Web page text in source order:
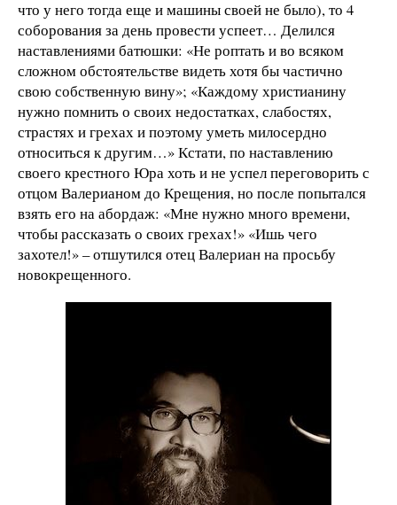
что у него тогда еще и машины своей не было), то 4
соборования за день провести успеет… Делился
наставлениями батюшки: «Не роптать и во всяком
сложном обстоятельстве видеть хотя бы частично
свою собственную вину»; «Каждому христианину
нужно помнить о своих недостатках, слабостях,
страстях и грехах и поэтому уметь милосердно
относиться к другим…» Кстати, по наставлению
своего крестного Юра хоть и не успел переговорить с
отцом Валерианом до Крещения, но после попытался
взять его на абордаж: «Мне нужно много времени,
чтобы рассказать о своих грехах!» «Ишь чего
захотел!» – отшутился отец Валериан на просьбу
новокрещенного.